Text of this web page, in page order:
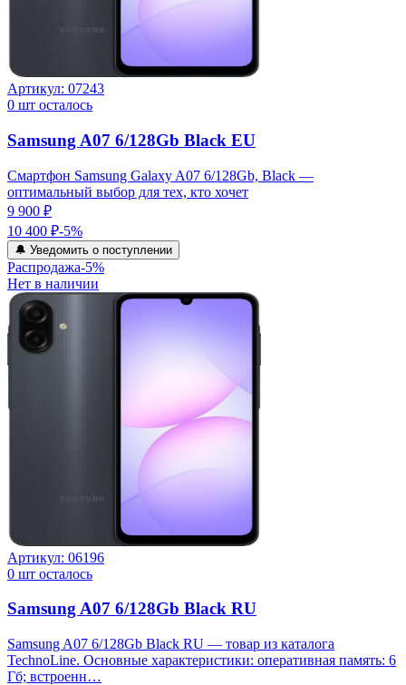
Артикул: 07243
0 шт осталось
Samsung A07 6/128Gb Black EU
Смартфон Samsung Galaxy A07 6/128Gb, Black —
оптимальный выбор для тех, кто хочет
9 900 ₽
10 400 ₽-5%
🔔 Уведомить о поступлении
Распродажа-5%
Нет в наличии
Артикул: 06196
0 шт осталось
Samsung A07 6/128Gb Black RU
Samsung A07 6/128Gb Black RU — товар из каталога
TechnoLine. Основные характеристики: оперативная память: 6
Гб; встроенн…